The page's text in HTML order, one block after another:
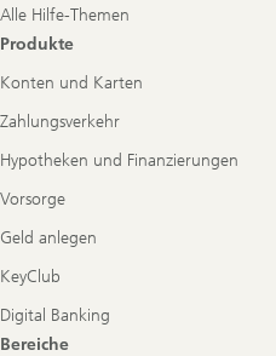
Alle Hilfe-Themen
Produkte
Konten und Karten
Zahlungsverkehr
Hypotheken und Finanzierungen
Vorsorge
Geld anlegen
KeyClub
Digital Banking
Bereiche